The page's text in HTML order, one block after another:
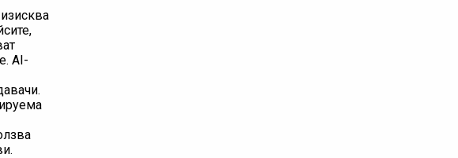
AI-